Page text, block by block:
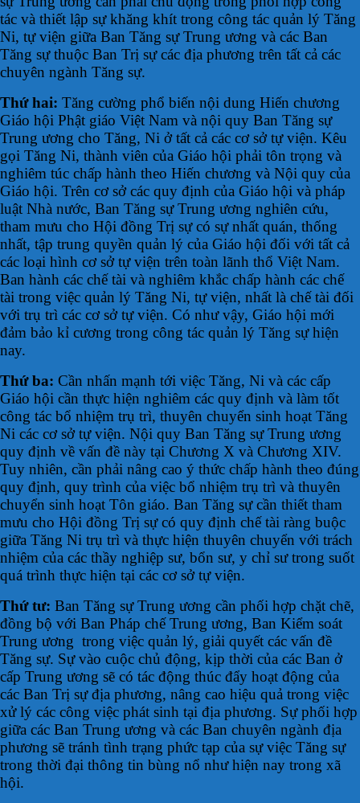
tác và thiết lập sự khăng khít trong công tác quản lý Tăng
Ni, tự viện giữa Ban Tăng sự Trung ương và các Ban
Tăng sự thuộc Ban Trị sự các địa phương trên tất cả các
chuyên ngành Tăng sự.
Thứ hai: Tăng cường phổ biến nội dung Hiến chương
Giáo hội Phật giáo Việt Nam và nội quy Ban Tăng sự
Trung ương cho Tăng, Ni ở tất cả các cơ sở tự viện. Kêu
gọi Tăng Ni, thành viên của Giáo hội phải tôn trọng và
nghiêm túc chấp hành theo Hiến chương và Nội quy của
Giáo hội. Trên cơ sở các quy định của Giáo hội và pháp
luật Nhà nước, Ban Tăng sự Trung ương nghiên cứu,
tham mưu cho Hội đồng Trị sự có sự nhất quán, thống
nhất, tập trung quyền quản lý của Giáo hội đối với tất cả
các loại hình cơ sở tự viện trên toàn lãnh thổ Việt Nam.
Ban hành các chế tài và nghiêm khắc chấp hành các chế
tài trong việc quản lý Tăng Ni, tự viện, nhất là chế tài đối
với trụ trì các cơ sở tự viện. Có như vậy, Giáo hội mới
đảm bảo kỉ cương trong công tác quản lý Tăng sự hiện
nay.
Thứ ba: Cần nhấn mạnh tới việc Tăng, Ni và các cấp
Giáo hội cần thực hiện nghiêm các quy định và làm tốt
công tác bổ nhiệm trụ trì, thuyên chuyển sinh hoạt Tăng
Ni các cơ sở tự viện. Nội quy Ban Tăng sự Trung ương
quy định về vấn đề này tại Chương X và Chương XIV.
Tuy nhiên, cần phải nâng cao ý thức chấp hành theo đúng
quy định, quy trình của việc bổ nhiệm trụ trì và thuyên
chuyển sinh hoạt Tôn giáo. Ban Tăng sự cần thiết tham
mưu cho Hội đồng Trị sự có quy định chế tài ràng buộc
giữa Tăng Ni trụ trì và thực hiện thuyên chuyển với trách
nhiệm của các thầy nghiệp sư, bổn sư, y chỉ sư trong suốt
quá trình thực hiện tại các cơ sở tự viện.
Thứ tư: Ban Tăng sự Trung ương cần phối hợp chặt chẽ,
đồng bộ với Ban Pháp chế Trung ương, Ban Kiểm soát
Trung ương trong việc quản lý, giải quyết các vấn đề
Tăng sự. Sự vào cuộc chủ động, kịp thời của các Ban ở
cấp Trung ương sẽ có tác động thúc đẩy hoạt động của
các Ban Trị sự địa phương, nâng cao hiệu quả trong việc
xử lý các công việc phát sinh tại địa phương. Sự phối hợp
giữa các Ban Trung ương và các Ban chuyên ngành địa
phương sẽ tránh tình trạng phức tạp của sự việc Tăng sự
trong thời đại thông tin bùng nổ như hiện nay trong xã
hội.